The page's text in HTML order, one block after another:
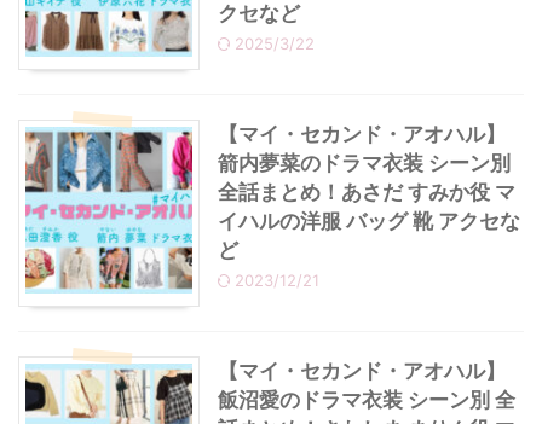
クセなど
2025/3/22
【マイ・セカンド・アオハル】
箭内夢菜のドラマ衣装 シーン別
全話まとめ！あさだ すみか役 マ
イハルの洋服 バッグ 靴 アクセな
ど
2023/12/21
【マイ・セカンド・アオハル】
飯沼愛のドラマ衣装 シーン別 全